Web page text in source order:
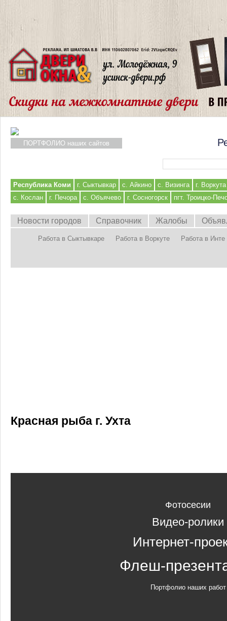
ПОРТФОЛИО наших сайтов
Республика Коми г. Сыктывкар с. Айкино с. Визинга
г. Воркута
с. Кослан
г. Печора с. Объячево г. Сосногорск пгт. Троицко-
Новости городов Справочник Жалобы
Работа в Сыктывкаре Работа в Воркуте Работа в Инте
Красная рыба г. Ухта
Фотосесии
Видео-ролики
Интернет-
Флеш-
Портфолио наших работ